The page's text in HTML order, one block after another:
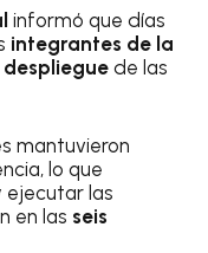
informó que días
integrantes de la
de las
mantuvieron
lo que
ejecutar las
en las seis